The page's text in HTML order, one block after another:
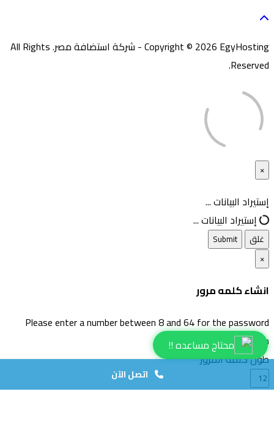
محتاج مساعده !!
اتصل الآن
Copyright © 2026 EgyHosting - شركة استضافة مصر. All Rights
Reserved.
×
غلق
إستيراد البيانات ...
إستيراد البيانات ...
غلق
Submit
×
انشاء كلمه مرور
Please enter a number between 8 and 64 for the password
length
طول كلمة المرور